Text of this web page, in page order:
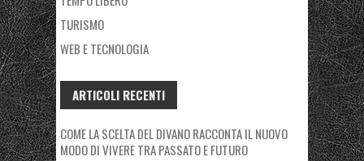
TURISMO
WEB E TECNOLOGIA
ARTICOLI RECENTI
COME LA SCELTA DEL DIVANO RACCONTA IL NUOVO
MODO DI VIVERE TRA PASSATO E FUTURO